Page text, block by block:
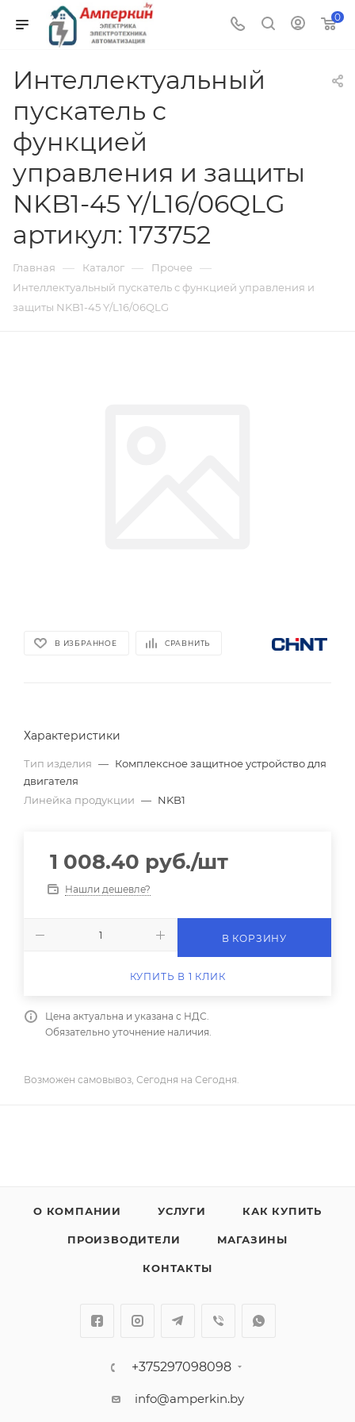
0
Интеллектуальный
пускатель с
функцией
управления и защиты
NKB1-45 Y/L16/06QLG
артикул: 173752
Главная — Каталог — Прочее —
Интеллектуальный пускатель с функцией управления и
защиты NKB1-45 Y/L16/06QLG
В ИЗБРАННОЕ СРАВНИТЬ
Характеристики
Тип изделия — Комплексное защитное устройство для
двигателя
Линейка продукции — NKB1
1 008.40 руб./шт
Нашли дешевле?
В КОРЗИНУ
КУПИТЬ В 1 КЛИК
Цена актуальна и указана с НДС.
Обязательно уточнение наличия.
Возможен самовывоз, Сегодня на Сегодня.
О КОМПАНИИ УСЛУГИ КАК КУПИТЬ
ПРОИЗВОДИТЕЛИ МАГАЗИНЫ
КОНТАКТЫ
+375297098098
info@amperkin.by